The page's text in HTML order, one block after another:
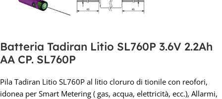
Batteria Tadiran Litio SL760P 3.6V 2.2Ah
AA CP. SL760P
Pila Tadiran Litio SL760P al litio cloruro di tionile con reofori,
idonea per Smart Metering ( gas, acqua, elettricità, ecc.), Allarmi,